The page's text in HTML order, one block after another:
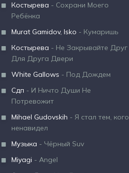
Костырева - Сохрани Моего
Ребёнка
Murat Gamidov, Isko - Кумаришь
Костырева - Не Закрывайте Друг
Для Друга Двери
White Gallows - Под Дождем
Сдп - И Ничто Души Не
Потревожит
Mihael Gudovskih - Я стал тем, кого
ненавидел
Музыка - Чёрный Suv
Miyagi - Angel